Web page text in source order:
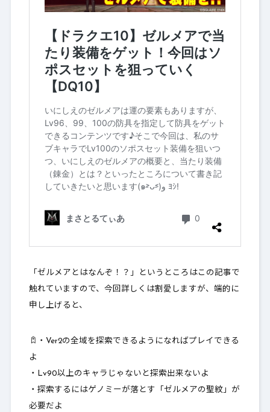
「ゼルメアとはなんぞ！？」というところはこの記事で
触れていますので、今回詳しくは割愛しますが、端的に
申し上げると、
・Ver2の全域を探索できるようになればプレイできる
よ
・Lv90以上のキャラじゃないと探索出来ないよ
・探索するにはゲノミーが落とす「ゼルメアの聖紋」が
必要だよ